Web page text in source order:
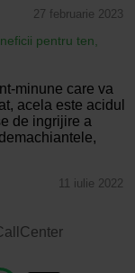
27 februarie 2023
pentru ten,
minune care va
acela este acidul
de ingrijire a
11 iulie 2022